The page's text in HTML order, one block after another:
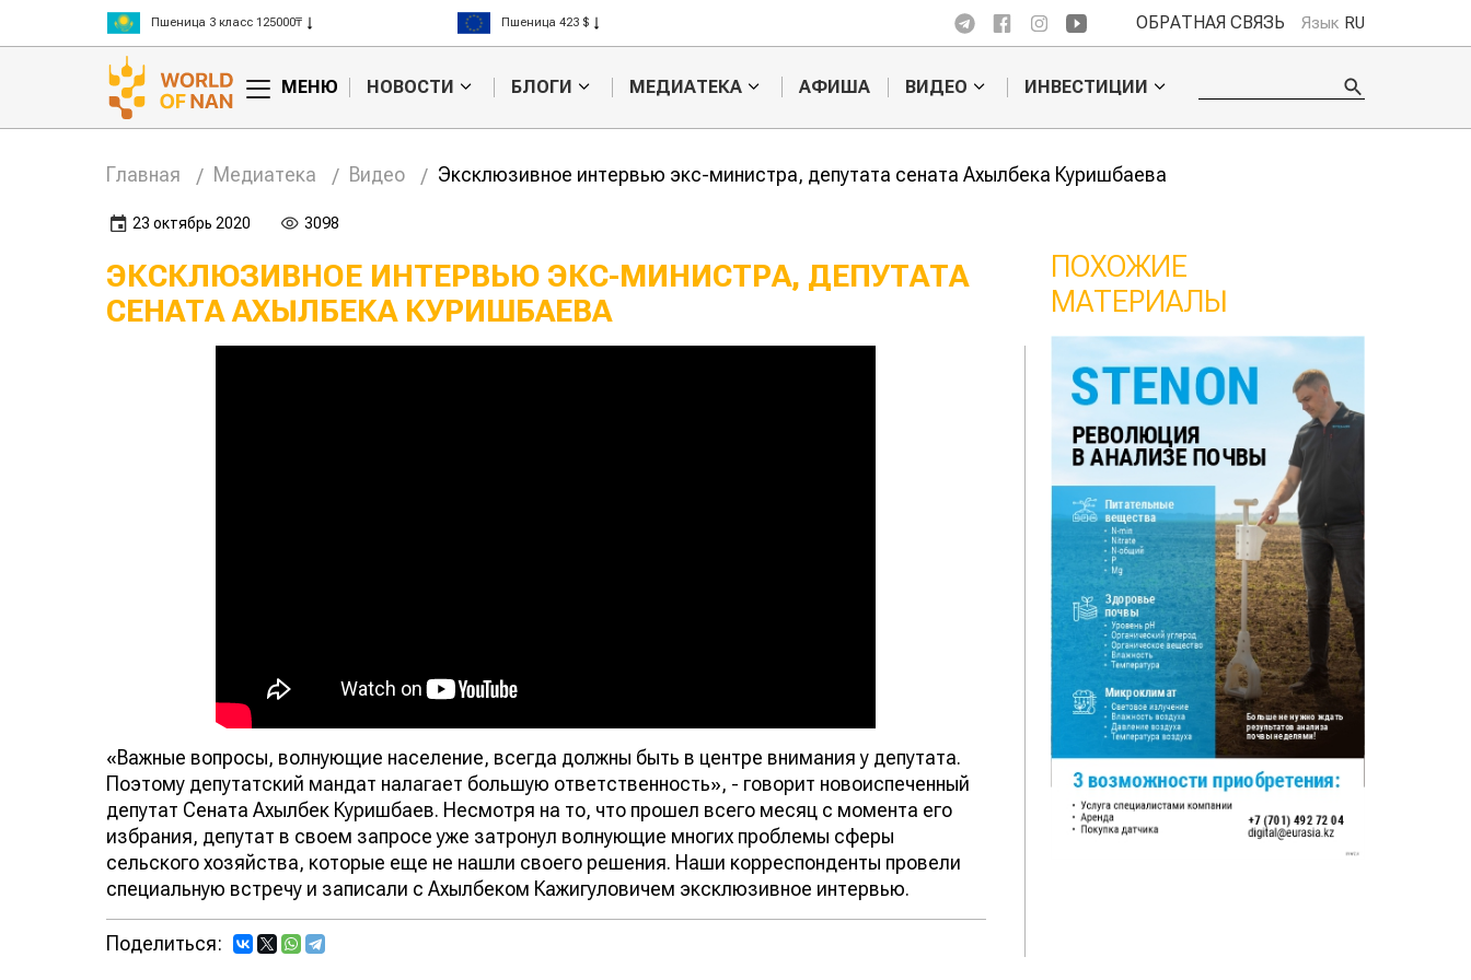
Пшеница 3 класс 125000₸
Ячмень 130000₸
Кукуруза 150000₸
Рис 300000₸
Пшеница 423 $
Ячмень 330 $
Рис 408 $
ОБРАТНАЯ СВЯЗЬ Язык RU
МЕНЮ НОВОСТИ БЛОГИ МЕДИАТЕКА АФИША ВИДЕО ИНВЕСТИЦИИ
Главная Медиатека Видео Эксклюзивное интервью экс-министра, депутата сената Ахылбека Куришбаева
23 октябрь 2020 3098
ЭКСКЛЮЗИВНОЕ ИНТЕРВЬЮ ЭКС-МИНИСТРА, ДЕПУТАТА
СЕНАТА АХЫЛБЕКА КУРИШБАЕВА
«Важные вопросы, волнующие население, всегда должны быть в центре внимания у депутата.
Поэтому депутатский мандат налагает большую ответственность», - говорит новоиспеченный
депутат Сената Ахылбек Куришбаев. Несмотря на то, что прошел всего месяц с момента его
избрания, депутат в своем запросе уже затронул волнующие многих проблемы сферы
сельского хозяйства, которые еще не нашли своего решения. Наши корреспонденты провели
специальную встречу и записали с Ахылбеком Кажигуловичем эксклюзивное интервью.
Поделиться:
ПОХОЖИЕ
МАТЕРИАЛЫ